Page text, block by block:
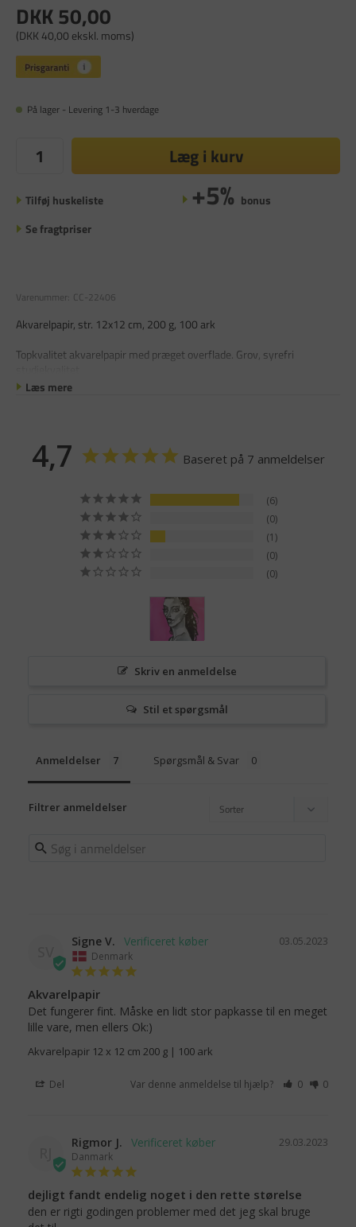
DKK 50,00
(DKK 40,00 ekskl. moms)
På lager - Levering 1-3 hverdage
Læg i kurv
Tilføj huskeliste +5% bonus
Se fragtpriser
Varenummer: CC-22406
Akvarelpapir, str. 12x12 cm, 200 g, 100 ark
Topkvalitet akvarelpapir med præget overflade. Grov, syrefri
Læs mere
4,7 Baseret på 7 anmeldelser
6
0
1
0
0
Skriv en anmeldelse
Stil et spørgsmål
Anmeldelser Spørgsmål & Svar
Filtrer anmeldelser
03.05.2023
Signe V.
Denmark
Akvarelpapir
Det fungerer fint. Måske en lidt stor papkasse til en meget
lille vare, men ellers Ok:)
Akvarelpapir 12 x 12 cm 200 g | 100 ark
Del Var denne anmeldelse til hjælp? 0 0
29.03.2023
Rigmor J.
Danmark
dejligt fandt endelig noget i den rette størelse
den er rigti godingen problemer med det jeg skal bruge